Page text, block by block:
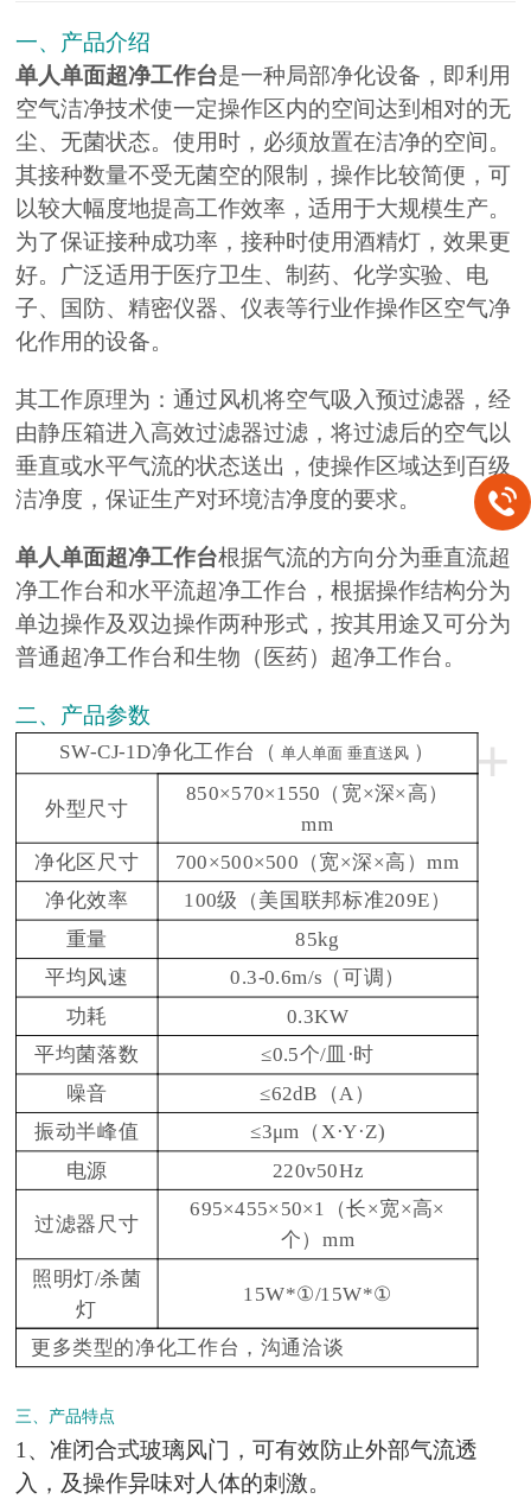
一、产品介绍
单人单面超净工作台是一种局部净化设备，即利用
空气洁净技术使一定操作区内的空间达到相对的无
尘、无菌状态。使用时，必须放置在洁净的空间。
其接种数量不受无菌空的限制，操作比较简便，可
以较大幅度地提高工作效率，适用于大规模生产。
为了保证接种成功率，接种时使用酒精灯，效果更
好。广泛适用于医疗卫生、制药、化学实验、电
子、国防、精密仪器、仪表等行业作操作区空气净
化作用的设备。
其工作原理为：通过风机将空气吸入预过滤器，经
由静压箱进入高效过滤器过滤，将过滤后的空气以
垂直或水平气流的状态送出，使操作区域达到百级
洁净度，保证生产对环境洁净度的要求。
单人单面超净工作台根据气流的方向分为垂直流超
净工作台和水平流超净工作台，根据操作结构分为
单边操作及双边操作两种形式，按其用途又可分为
普通超净工作台和生物（医药）超净工作台。
二、产品参数
+
SW-CJ-1D净化工作台（ 单人单面 垂直送风 ）
外型尺寸
850×570×1550（宽×深×高）
mm
净化区尺寸
700×500×500（宽×深×高）mm
净化效率
100级（美国联邦标准209E）
重量
85kg
平均风速
0.3-0.6m/s（可调）
功耗
0.3KW
平均菌落数
≤0.5个/皿·时
噪音
≤62dB（A）
振动半峰值
≤3μm（X·Y·Z)
电源
220v50Hz
过滤器尺寸
695×455×50×1（长×宽×高×
个）mm
照明灯/杀菌
灯
15W*①/15W*①
更多类型的净化工作台，沟通洽谈
三、产品特点
1、准闭合式玻璃风门，可有效防止外部气流透
入，及操作异味对人体的刺激。